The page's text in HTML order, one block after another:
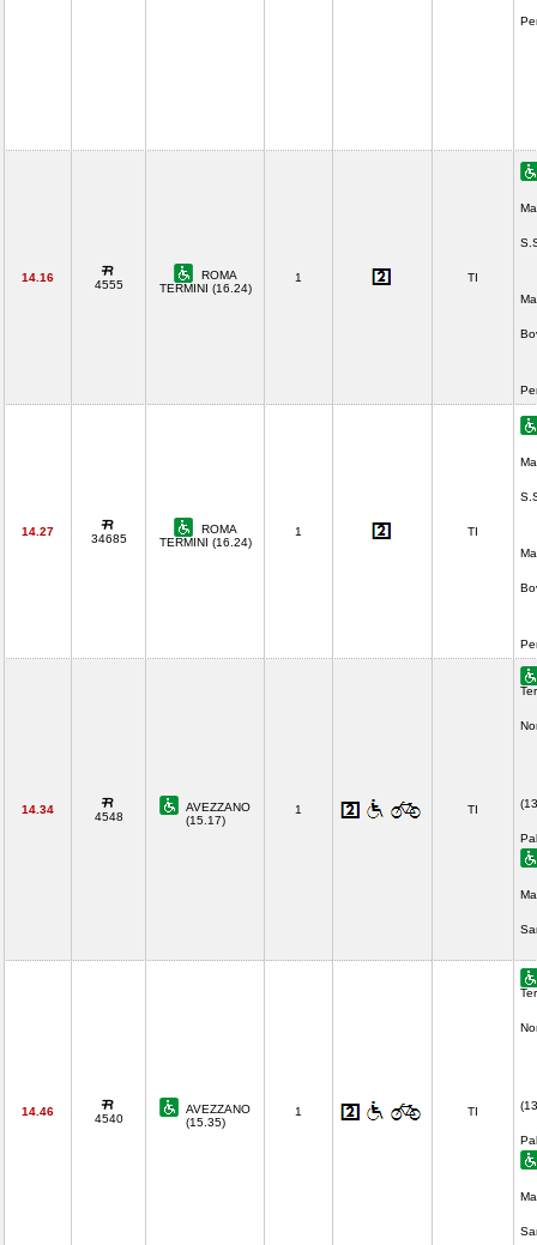
14.16
4555
ROMA
TERMINI (16.24)
1 TI
14.27
34685
ROMA
TERMINI (16.24)
1 TI
14.34
4548
AVEZZANO
(15.17)
1 TI
14.46
4540
AVEZZANO
(15.35)
1 TI